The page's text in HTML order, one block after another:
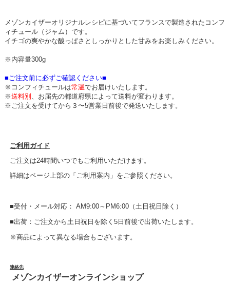
メゾンカイザーオリジナルレシピに基づいてフランスで製造されたコンフ
ィチュール（ジャム）です。
イチゴの爽やかな酸っぱさとしっかりとした甘みをお楽しみください。
※内容量300g
■ご注文前に必ずご確認ください■
※コンフィチュールは常温でお届けいたします。
※送料別 、お届先の都道府県によって送料が変わります。
※ご注文を受けてから３〜5営業日前後で発送いたします。
ご利用ガイド
ご注文は24時間いつでもご利用いただけます。
詳細はページ上部の「ご利用案内」をご参照ください。
■受付・メール対応： AM9:00～PM6:00（土日祝日除く）
■出荷：ご注文から土日祝日を除く5日前後で出荷いたします。
※商品によって異なる場合もございます。
連絡先
メゾンカイザーオンラインショップ